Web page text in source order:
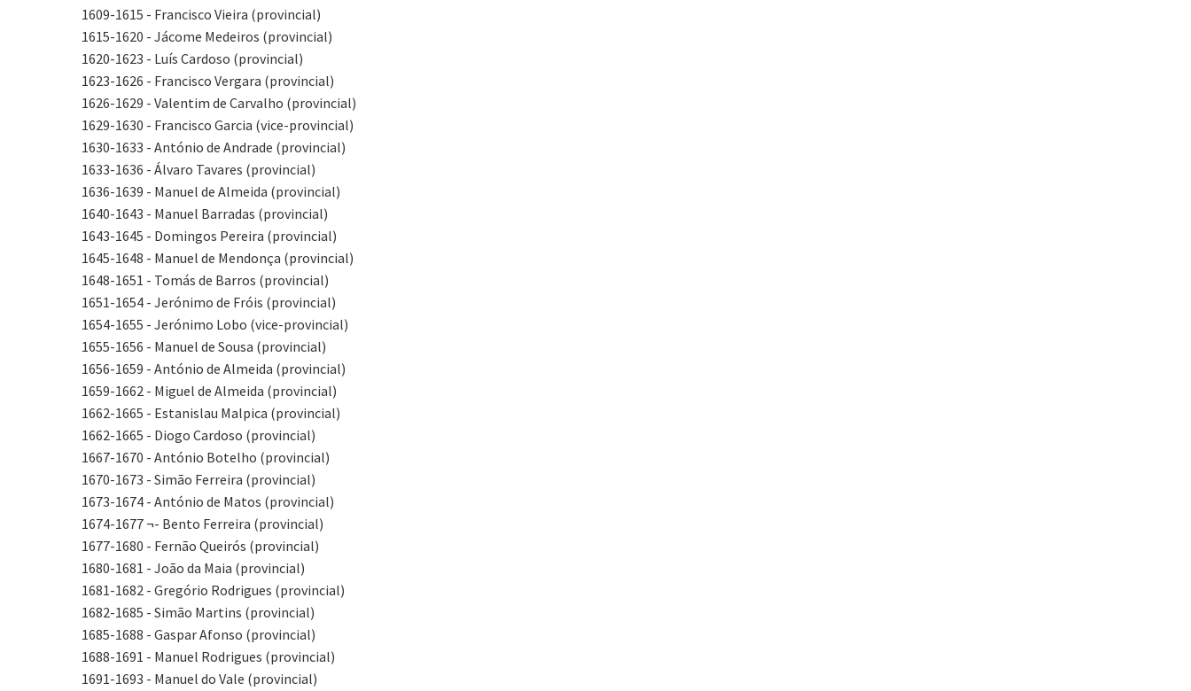
1609-1615 - Francisco Vieira (provincial)
1615-1620 - Jácome Medeiros (provincial)
1620-1623 - Luís Cardoso (provincial)
1623-1626 - Francisco Vergara (provincial)
1626-1629 - Valentim de Carvalho (provincial)
1629-1630 - Francisco Garcia (vice-provincial)
1630-1633 - António de Andrade (provincial)
1633-1636 - Álvaro Tavares (provincial)
1636-1639 - Manuel de Almeida (provincial)
1640-1643 - Manuel Barradas (provincial)
1643-1645 - Domingos Pereira (provincial)
1645-1648 - Manuel de Mendonça (provincial)
1648-1651 - Tomás de Barros (provincial)
1651-1654 - Jerónimo de Fróis (provincial)
1654-1655 - Jerónimo Lobo (vice-provincial)
1655-1656 - Manuel de Sousa (provincial)
1656-1659 - António de Almeida (provincial)
1659-1662 - Miguel de Almeida (provincial)
1662-1665 - Estanislau Malpica (provincial)
1662-1665 - Diogo Cardoso (provincial)
1667-1670 - António Botelho (provincial)
1670-1673 - Simão Ferreira (provincial)
1673-1674 - António de Matos (provincial)
1674-1677 ¬- Bento Ferreira (provincial)
1677-1680 - Fernão Queirós (provincial)
1680-1681 - João da Maia (provincial)
1681-1682 - Gregório Rodrigues (provincial)
1682-1685 - Simão Martins (provincial)
1685-1688 - Gaspar Afonso (provincial)
1688-1691 - Manuel Rodrigues (provincial)
1691-1693 - Manuel do Vale (provincial)